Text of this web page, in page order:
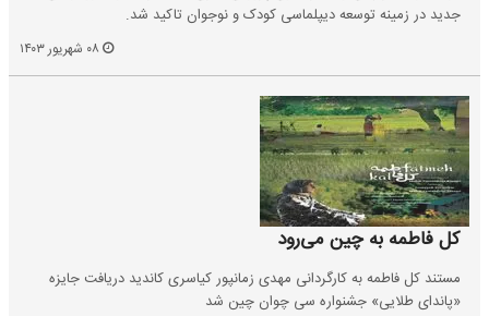
جدید در زمینه توسعه دیپلماسی کودک و نوجوان تاکید شد.
کل فاطمه به چین می‌رود
مستند کل فاطمه به کارگردانی مهدی زمانپور کیاسری کاندید دریافت جایزه
«پاندای طلایی» جشنواره سی چوان چین شد